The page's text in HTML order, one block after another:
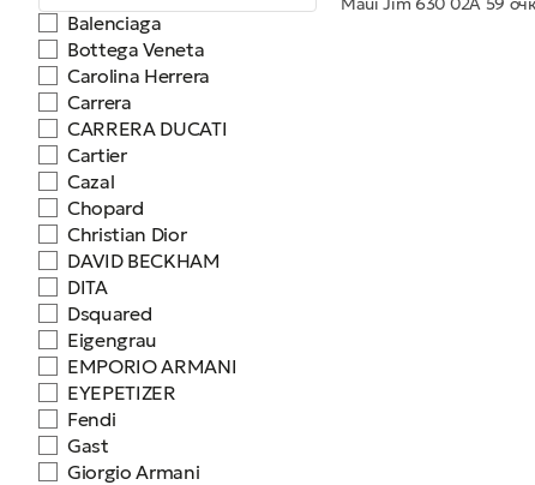
Balenciaga
Bottega Veneta
Carolina Herrera
Carrera
CARRERA DUCATI
Cartier
Cazal
Chopard
Christian Dior
DAVID BECKHAM
DITA
Dsquared
Eigengrau
EMPORIO ARMANI
EYEPETIZER
Fendi
Gast
Giorgio Armani